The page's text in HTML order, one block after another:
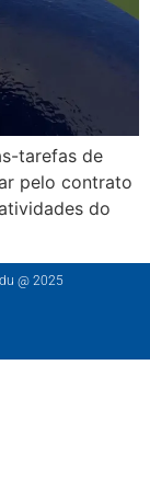
tarefas de
pelo contrato
do
@ 2025